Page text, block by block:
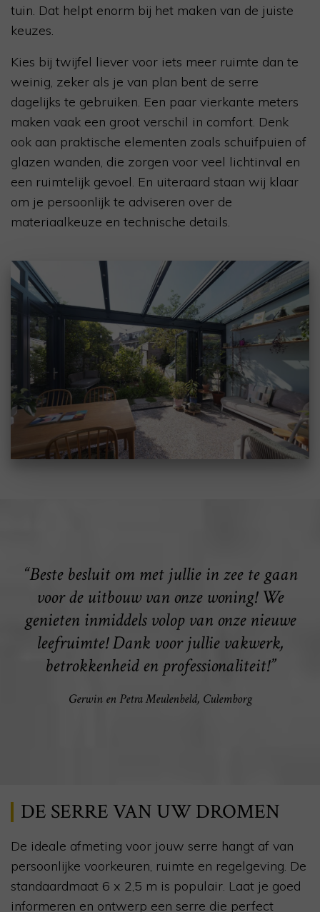
tuin. Dat helpt enorm bij het maken van de juiste
keuzes.
Kies bij twijfel liever voor iets meer ruimte dan te
weinig, zeker als je van plan bent de serre
dagelijks te gebruiken. Een paar vierkante meters
maken vaak een groot verschil in comfort. Denk
ook aan praktische elementen zoals schuifpuien of
glazen wanden, die zorgen voor veel lichtinval en
een ruimtelijk gevoel. En uiteraard staan wij klaar
om je persoonlijk te adviseren over de
materiaalkeuze en technische details.
“Beste besluit om met jullie in zee te gaan
voor de uitbouw van onze woning! We
genieten inmiddels volop van onze nieuwe
leefruimte! Dank voor jullie vakwerk,
betrokkenheid en professionaliteit!”
Gerwin en Petra Meulenbeld, Culemborg
DE SERRE VAN UW DROMEN
De ideale afmeting voor jouw serre hangt af van
persoonlijke voorkeuren, ruimte en regelgeving. De
standaardmaat 6 x 2,5 m is populair. Laat je goed
informeren en ontwerp een serre die perfect